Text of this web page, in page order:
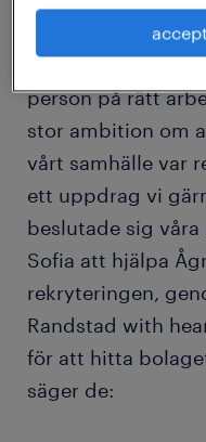
På Randstad vet
person på rätt
stor ambition om
vårt samhälle var
ett uppdrag vi
beslutade sig
Sofia att hjälpa
rekryteringen,
Randstad with
för att hitta
säger de: